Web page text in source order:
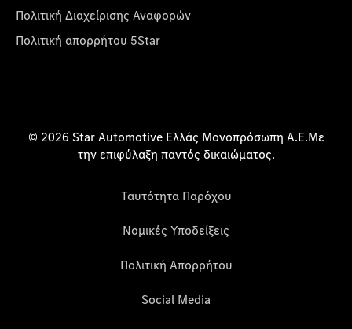
Πολιτική Διαχείρισης Αναφορών
Πολιτική απορρήτου 5Star
© 2026 Star Automotive Ελλάς Μονοπρόσωπη Α.Ε.Με
την επιφύλαξη παντός δικαιώματος.
Ταυτότητα Παρόχου
Νομικές Υποδείξεις
Πολιτική Απορρήτου
Social Media